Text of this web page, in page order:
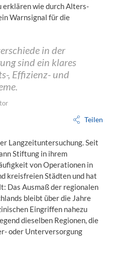
erklären wie durch Alters-
Warnsignal für die
in der
sind ein klares
, Effizienz- und
Teilen
Langzeituntersuchung. Seit
Stiftung in ihrem
von Operationen in
kreisfreien Städten und hat
Das Ausmaß der regionalen
bleibt über die Jahre
Eingriffen nahezu
dieselben Regionen, die
oder Unterversorgung